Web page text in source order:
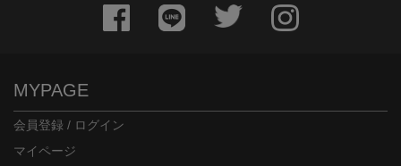
MYPAGE
会員登録 / ログイン
マイページ